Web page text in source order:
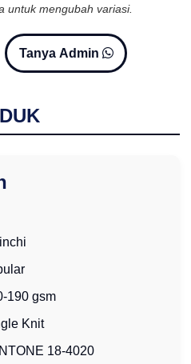
untuk mengubah variasi.
Tanya Admin
190 gsm
Knit
18-4020